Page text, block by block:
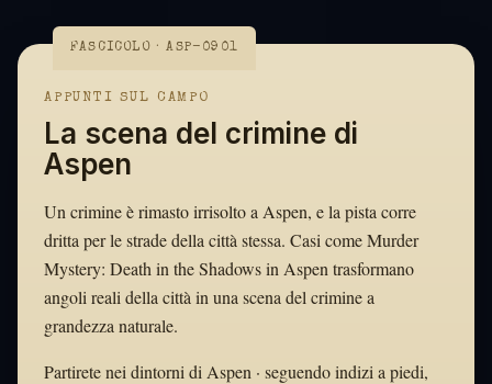
FASCICOLO · ASP-0901
APPUNTI SUL CAMPO
La scena del crimine di
Aspen
Un crimine è rimasto irrisolto a Aspen, e la pista corre
dritta per le strade della città stessa. Casi come Murder
Mystery: Death in the Shadows in Aspen trasformano
angoli reali della città in una scena del crimine a
grandezza naturale.
Partirete nei dintorni di Aspen · seguendo indizi a piedi,